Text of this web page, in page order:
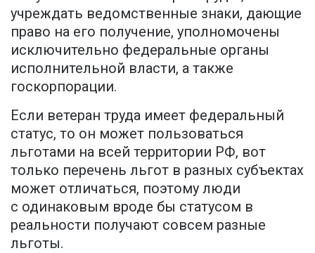
учреждать ведомственные знаки, дающие
право на его получение, уполномочены
исключительно федеральные органы
исполнительной власти, а также
госкорпорации.
Если ветеран труда имеет федеральный
статус, то он может пользоваться
льготами на всей территории РФ, вот
только перечень льгот в разных субъектах
может отличаться, поэтому люди
с одинаковым вроде бы статусом в
реальности получают совсем разные
льготы.